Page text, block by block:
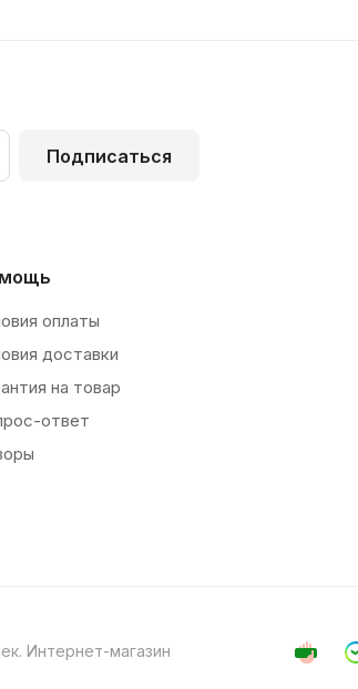
Подписаться
оплаты
доставки
на товар
ответ
Интернет-магазин